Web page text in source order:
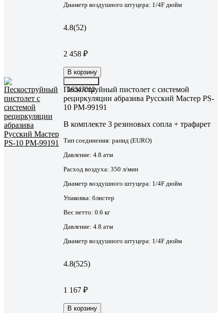
Диаметр воздушного штуцера: 1/4F дюйм
4.8(52)
2 458 ₽
В корзину
16347012
Пескоструйный пистолет с системой
рециркуляции абразива Русский Мастер PS-
10 РМ-99191
В комплекте 3 резиновых сопла + трафарет
Тип соединения: рапид (EURO)
Давление: 4.8 атм
Расход воздуха: 350 л/мин
Диаметр воздушного штуцера: 1/4F дюйм
Упаковка: блистер
Вес нетто: 0.6 кг
Давление: 4.8 атм
Диаметр воздушного штуцера: 1/4F дюйм
4.8(525)
1 167 ₽
В корзину